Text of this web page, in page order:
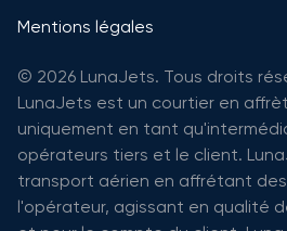
Mentions légales
© 2026 LunaJets. Tous droits
LunaJets est un courtier en
uniquement en tant
opérateurs tiers et le client.
transport aérien en affrétant
l'opérateur, agissant en qualité